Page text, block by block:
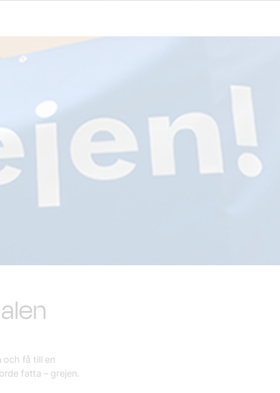
och få till en
fatta – grejen.